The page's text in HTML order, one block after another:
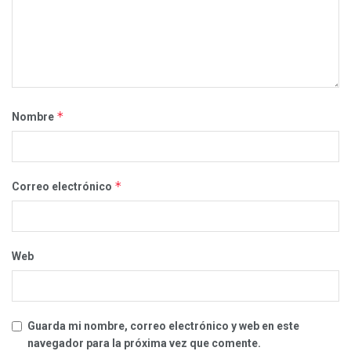
Nombre *
Correo electrónico *
Web
Guarda mi nombre, correo electrónico y web en este
navegador para la próxima vez que comente.